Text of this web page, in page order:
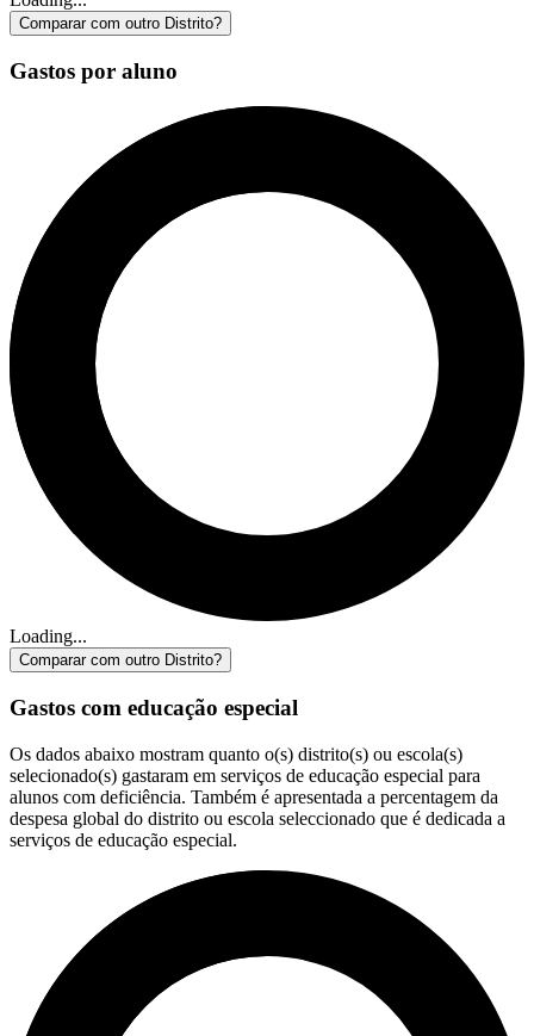
Comparar com outro Distrito?
Gastos por aluno
Loading...
Comparar com outro Distrito?
Gastos com educação especial
Os dados abaixo mostram quanto o(s) distrito(s) ou escola(s)
selecionado(s) gastaram em serviços de educação especial para
alunos com deficiência. Também é apresentada a percentagem da
despesa global do distrito ou escola seleccionado que é dedicada a
serviços de educação especial.